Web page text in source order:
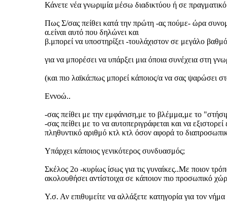
Κάνετε νέα γνωριμία μέσω διαδικτύου ή σε
Πως Σ/σας πείθει κατά την πρώτη -ας πούμε- ώρα
α.είναι αυτό που δηλώνει και
β.μπορεί να υποστηρίξει -τουλάχιστον σε μεγάλο
για να μπορέσει να υπάρξει μια όποια συνέχεια στη
(και πιο λαϊκά:πως μπορεί κάποιος/α να σας ψαρώσει
Εννοώ..
-σας πείθει με την εμφάνιση,με το βλέμμα,με το
-σας πείθει με το να αυτοπεριγράφεται και να
πληθυντικό αριθμό κτλ κτλ όσον αφορά το
Υπάρχει κάποιος γενικότερος συνδυασμός;
Σκέλος 2ο -κυρίως ίσως για τις γυναίκες..Με ποιον
ακολουθήσει αντίστοιχα σε κάποιον πιο προσωπικό
Υ.σ. Αν επιθυμείτε να αλλάξετε κατηγορία για τον